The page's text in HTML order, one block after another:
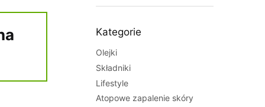
Kategorie
Olejki
Składniki
Lifestyle
Atopowe zapalenie skóry